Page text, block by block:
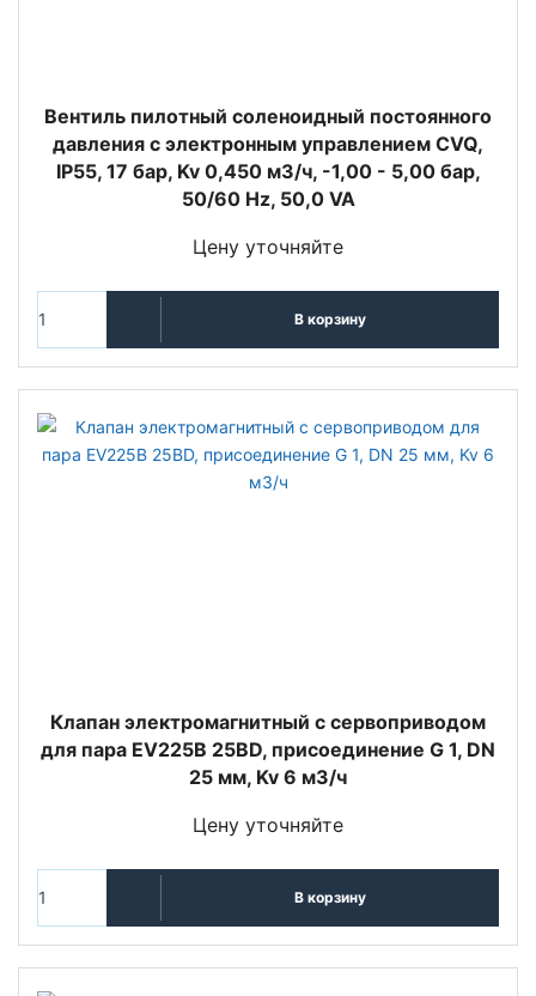
Вентиль пилотный соленоидный постоянного
давления с электронным управлением CVQ,
IP55, 17 бар, Kv 0,450 м3/ч, -1,00 - 5,00 бар,
50/60 Hz, 50,0 VA
Цену уточняйте
В корзину
Клапан электромагнитный с сервоприводом
для пара EV225B 25BD, присоединение G 1, DN
25 мм, Kv 6 м3/ч
Цену уточняйте
В корзину